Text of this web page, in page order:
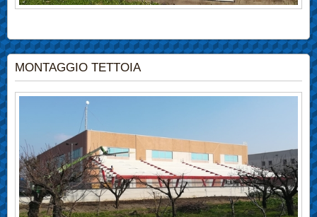
MONTAGGIO TETTOIA